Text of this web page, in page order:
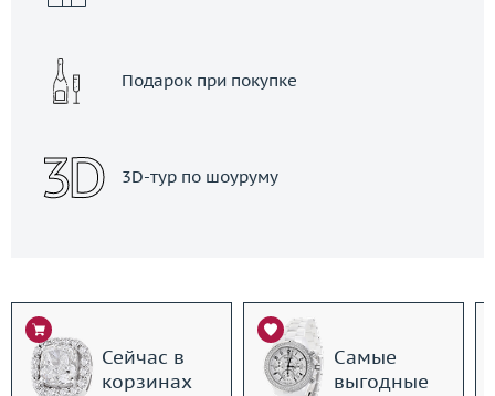
Подарок при покупке
3D-тур по шоуруму
Сейчас в
корзинах
Самые
выгодные